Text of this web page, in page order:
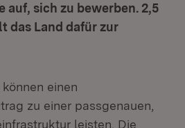
auf, sich zu bewerben. 2,5
das Land dafür zur
können einen
zu einer passgenauen,
leisten. Die